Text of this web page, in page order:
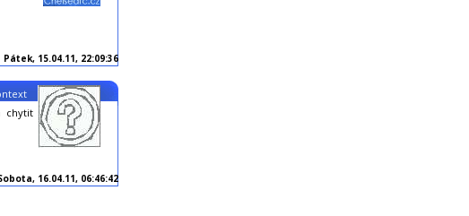
Pátek, 15.04.11, 22:09:36
chytit
16.04.11, 06:46:42